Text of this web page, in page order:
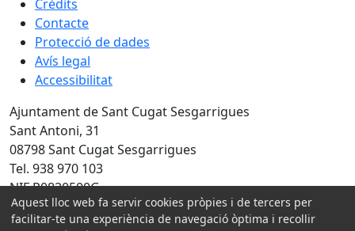
Crèdits
Contacte
Protecció de dades
Avís legal
Accessibilitat
Ajuntament de Sant Cugat Sesgarrigues
Sant Antoni, 31
08798 Sant Cugat Sesgarrigues
Tel. 938 970 103
NIF P0820500G
Amb la col·laboració de:
Aquest lloc web fa servir cookies pròpies i de tercers per
facilitar-te una experiència de navegació òptima i recollir